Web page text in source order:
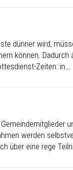
dünner wird,
können. Dadurch
Zeiten: in…
werden
über eine rege